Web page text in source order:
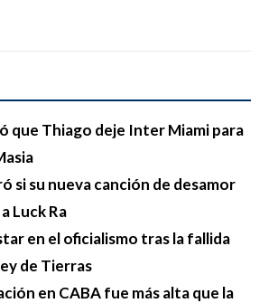
que Thiago deje Inter Miami para
si su nueva canción de desamor
Luck Ra
en el oficialismo tras la fallida
de Tierras
en CABA fue más alta que la